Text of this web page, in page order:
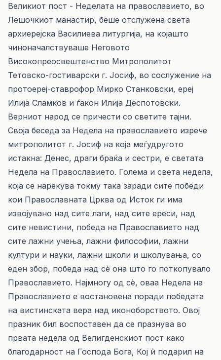
Великиот пост - Неделата на православието, во
Лешочкиот манастир, беше отслужена света
архиерејска Василиева литургија, на којашто
чиноначалствуваше Неговото
Високопреосвештенство Митрополитот
Тетовско-гостиварски г. Јосиф, во сослужение на
протоереј-ставрофор Мирко Станковски, ереј
Илија Сламков и ѓакон Илија Деспотовски.
Верниот народ се причести со светите тајни.
Своја беседа за Недела на православието изрече
митрополитот г. Јосиф на која меѓудругото
истакна: Денес, драги браќа и сестри, е светата
Недела на Православието. Голема и света недела,
која се нарекува токму така заради сите победи
кои Православната Црква од Исток ги има
извојувано над сите лаги, над сите ереси, над
сите невистини, победа на Православието над
сите лажни учења, лажни философии, лажни
култури и науки, лажни школи и школувања, со
еден збор, победа над сè она што го поткопувало
Православието. Најмногу од сè, оваа Недела на
Православието е востановена поради победата
на вистинската вера над иконоборството. Овој
празник бил воспоставен да се празнува во
првата недела од Велигденскиот пост како
благодарност на Господа Бога, Кој ѝ подарил на